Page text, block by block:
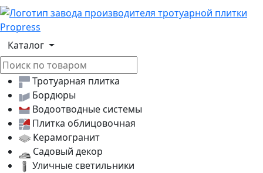
Логотип, переход на главную страницу
Каталог
Тротуарная плитка
Бордюры
Водоотводные системы
Плитка облицовочная
Керамогранит
Садовый декор
Уличные светильники